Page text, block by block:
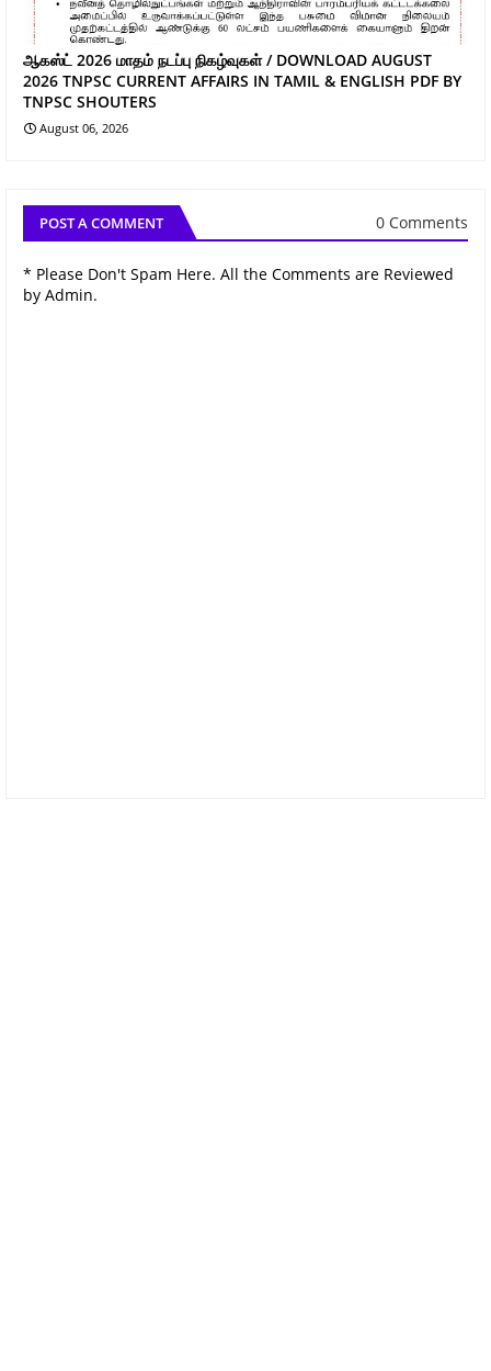
ஆகஸ்ட் 2026 மாதம் நடப்பு நிகழ்வுகள் / DOWNLOAD AUGUST
2026 TNPSC CURRENT AFFAIRS IN TAMIL & ENGLISH PDF BY
TNPSC SHOUTERS
August 06, 2026
POST A COMMENT 0 Comments
* Please Don't Spam Here. All the Comments are Reviewed
by Admin.